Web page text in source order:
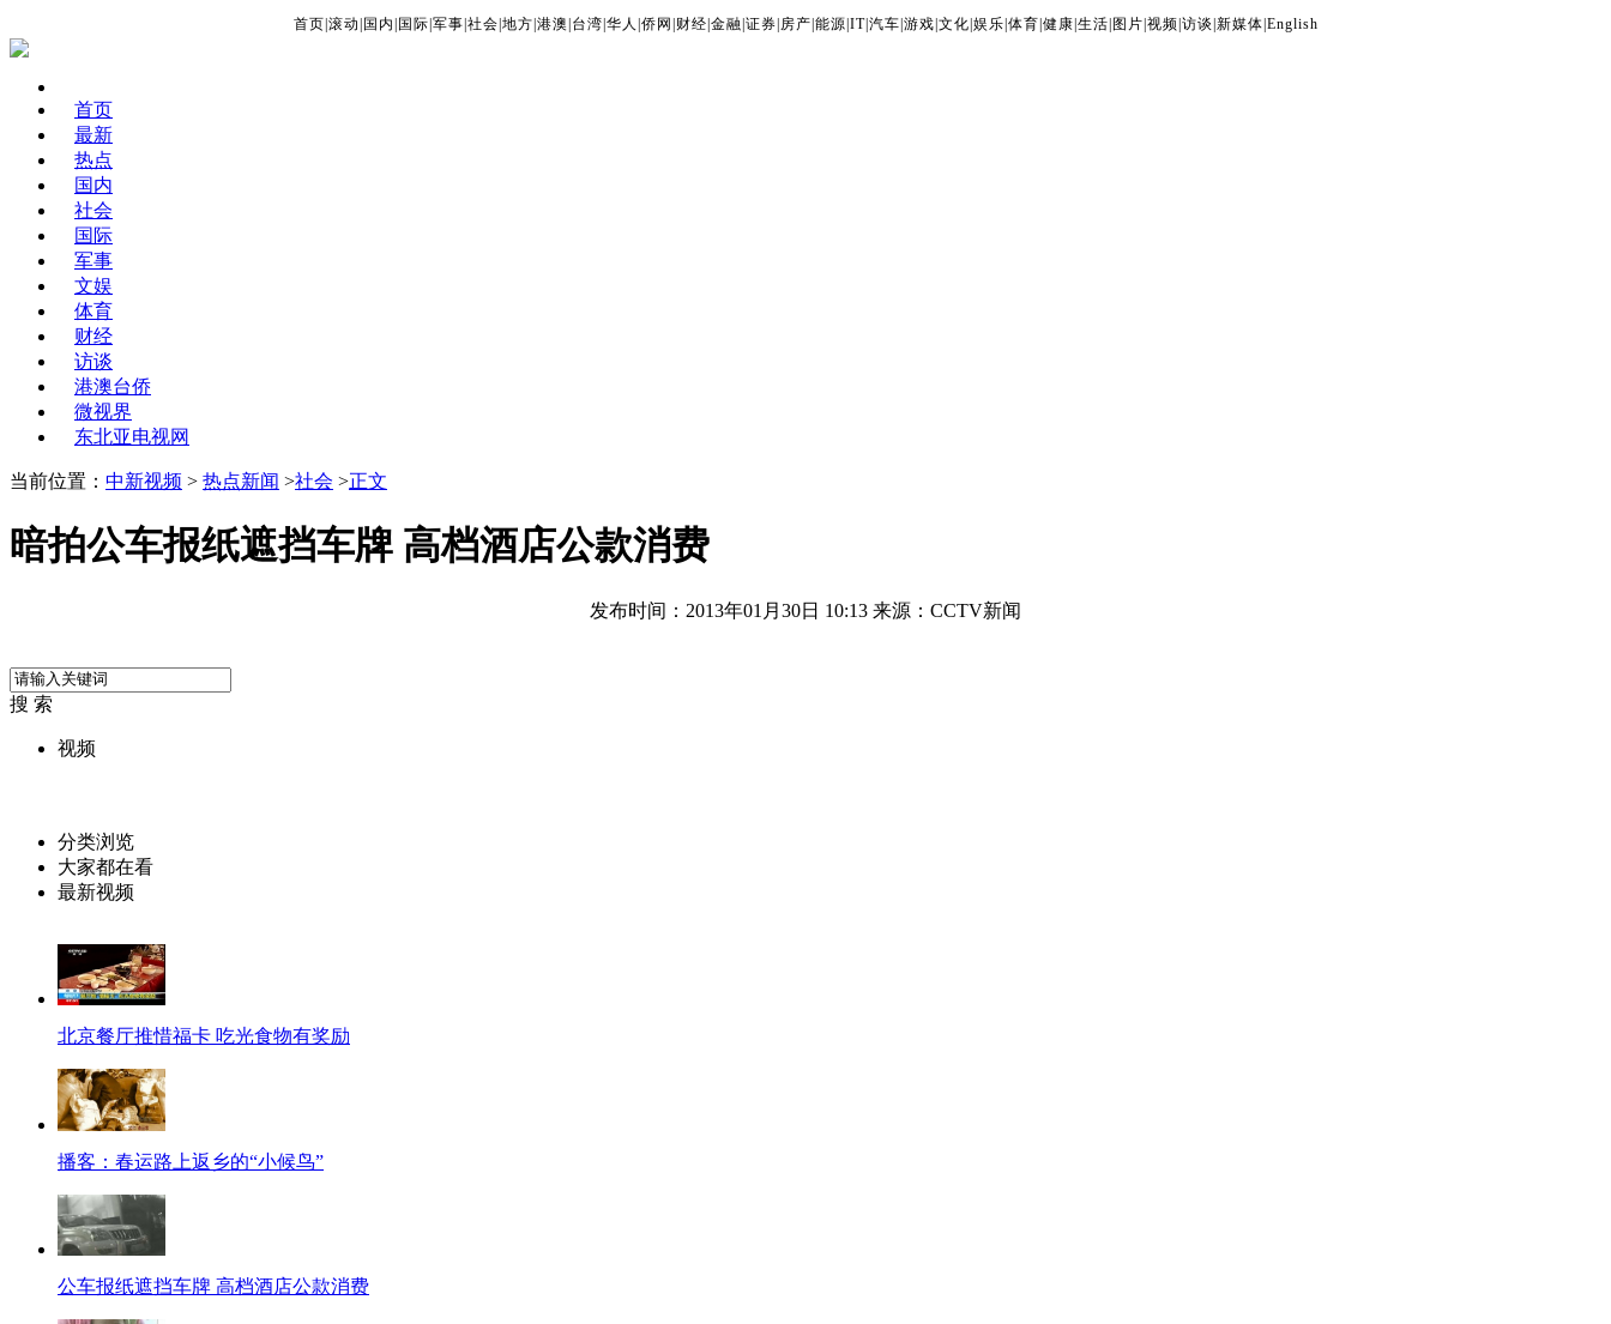
首页 滚动 国内 国际 军事 社会 地方 港澳 台湾 华人 侨网 财经 金融 证券 房产 能源 IT| 汽车 游戏 文化 娱乐 体育 健康 生活 图片 视频 访谈 新媒体 English
首页
最新
热点
国内
社会
国际
军事
文娱
体育
财经
访谈
港澳台侨
微视界
东北亚电视网
当前位置： 中新视频 > 热点新闻 >社会 >正文
暗拍公车报纸遮挡车牌 高档酒店公款消费
发布时间：2013年01月30日 10:13 来源：CCTV新闻
搜 索
视频
分类浏览
大家都在看
最新视频
北京餐厅推惜福卡 吃光食物有奖励
播客：春运路上返乡的“小候鸟”
公车报纸遮挡车牌 高档酒店公款消费